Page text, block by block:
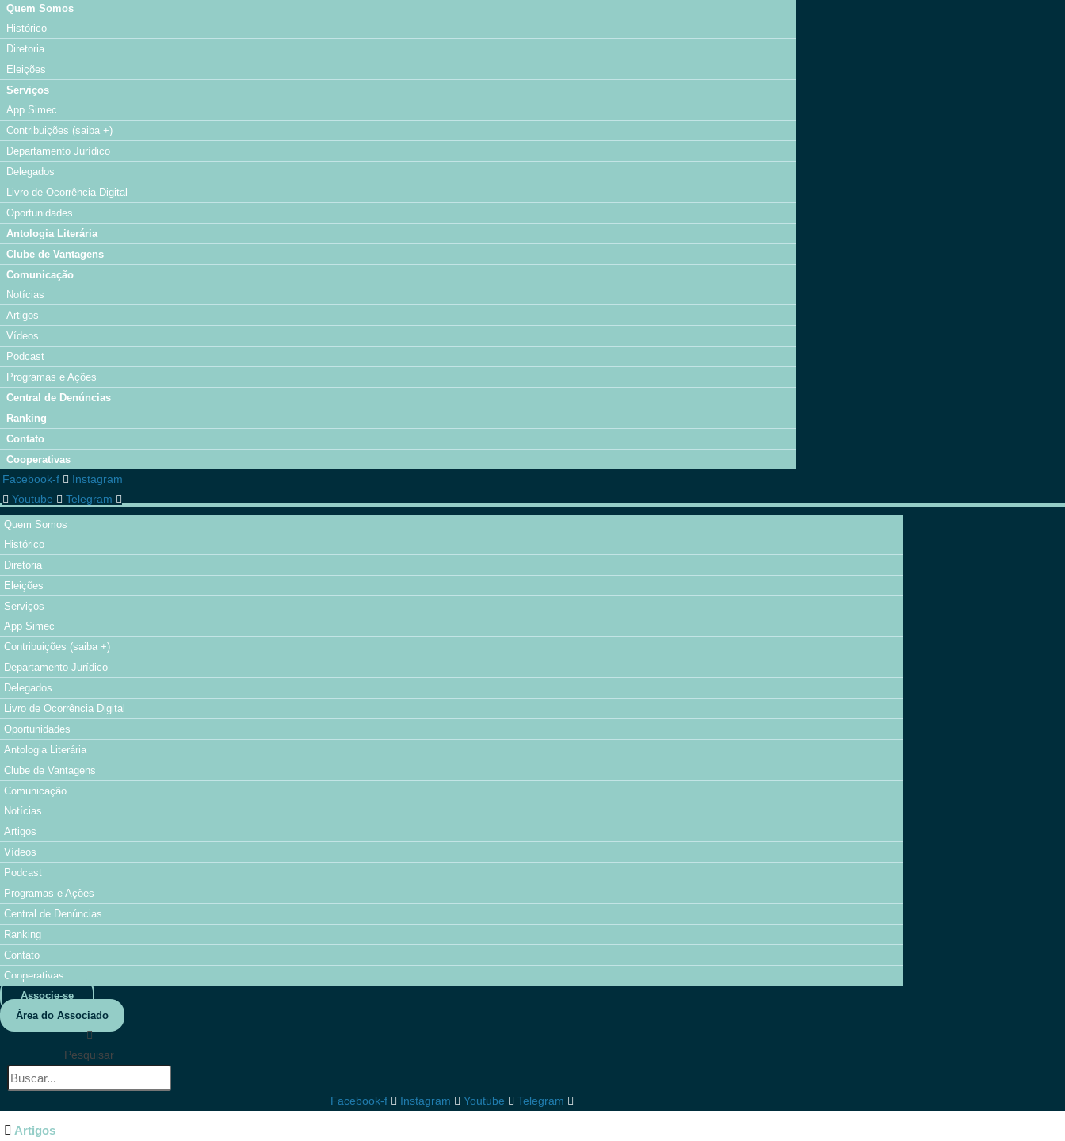
Quem Somos
Histórico
Diretoria
Eleições
Serviços
App Simec
Contribuições (saiba +)
Departamento Jurídico
Delegados
Livro de Ocorrência Digital
Oportunidades
Antologia Literária
Clube de Vantagens
Comunicação
Notícias
Artigos
Vídeos
Podcast
Programas e Ações
Central de Denúncias
Ranking
Contato
Cooperativas
Facebook-f
Instagram
Youtube
Telegram
Quem Somos
Histórico
Diretoria
Eleições
Serviços
App Simec
Contribuições (saiba +)
Departamento Jurídico
Delegados
Livro de Ocorrência Digital
Oportunidades
Antologia Literária
Clube de Vantagens
Comunicação
Notícias
Artigos
Vídeos
Podcast
Programas e Ações
Central de Denúncias
Ranking
Contato
Cooperativas
Associe-se
Área do Associado
Pesquisar
Facebook-f Instagram Youtube Telegram
Artigos